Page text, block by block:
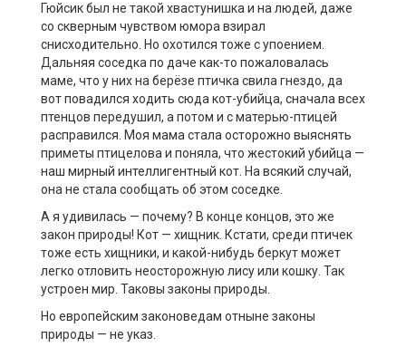
Гюйсик был не такой хвастунишка и на людей, даже
со скверным чувством юмора взирал
снисходительно. Но охотился тоже с упоением.
Дальняя соседка по даче как-то пожаловалась
маме, что у них на берёзе птичка свила гнездо, да
вот повадился ходить сюда кот-убийца, сначала всех
птенцов передушил, а потом и с матерью-птицей
расправился. Моя мама стала осторожно выяснять
приметы птицелова и поняла, что жестокий убийца —
наш мирный интеллигентный кот. На всякий случай,
она не стала сообщать об этом соседке.
А я удивилась — почему? В конце концов, это же
закон природы! Кот — хищник. Кстати, среди птичек
тоже есть хищники, и какой-нибудь беркут может
легко отловить неосторожную лису или кошку. Так
устроен мир. Таковы законы природы.
Но европейским законоведам отныне законы
природы — не указ.